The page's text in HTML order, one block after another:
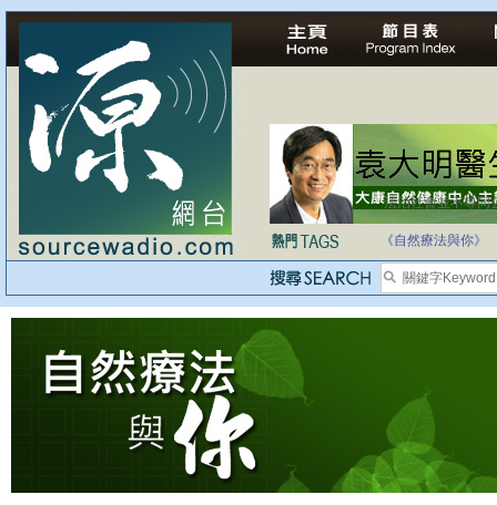
法治社會並不等同
《自然療法與你》